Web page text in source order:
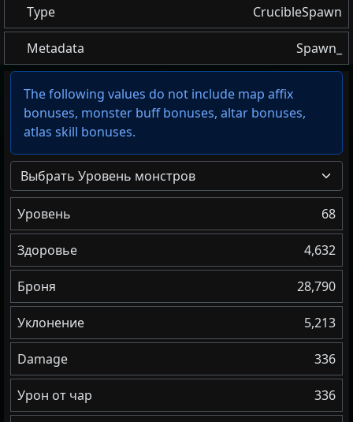
Type CrucibleSpawn
Metadata Spawn_
The following values do not include map affix
bonuses, monster buff bonuses, altar bonuses,
atlas skill bonuses.
Выбрать Уровень монстров
Уровень 68
Здоровье 4,632
Броня 28,790
Уклонение 5,213
Damage 336
Урон от чар 336